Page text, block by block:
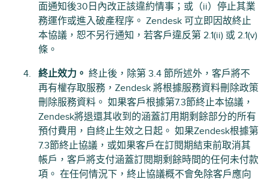
面通知後30日內改正該違約情事；或（ii）停止其業
務運作或進入破產程序。 Zendesk 可立即因故終止
本協議，恕不另行通知，若客戶違反第 2.1(ii) 或 2.1(v)
條。
終止效力。 終止後，除第 3.4 節所述外，客戶將不
再有權存取服務，Zendesk 將根據服務資料刪除政策
刪除服務資料。 如果客戶根據第7.3節終止本協議，
Zendesk將退還其收到的涵蓋訂用期剩餘部分的所有
預付費用，自終止生效之日起。 如果Zendesk根據第
7.3節終止協議，或如果客戶在訂閱期結束前取消其
帳戶，客戶將支付涵蓋訂閱期剩餘時間的任何未付款
項。 在任何情況下，終止協議概不會免除客戶應向